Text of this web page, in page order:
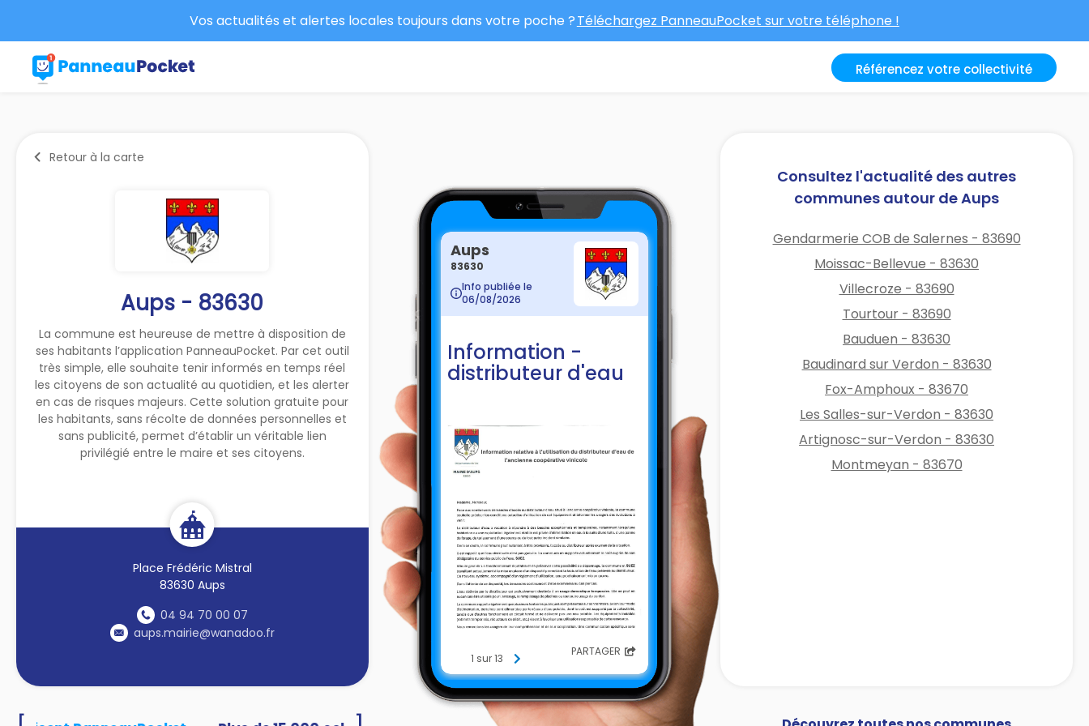
Vos actualités et alertes locales toujours dans votre poche ?Téléchargez PanneauPocket sur votre téléphone !
Référencez votre collectivité
Retour à la carte
Aups - 83630
La commune est heureuse de mettre à disposition de
ses habitants l’application PanneauPocket. Par cet outil
très simple, elle souhaite tenir informés en temps réel
les citoyens de son actualité au quotidien, et les alerter
en cas de risques majeurs. Cette solution gratuite pour
les habitants, sans récolte de données personnelles et
sans publicité, permet d’établir un véritable lien
privilégié entre le maire et ses citoyens.
Place Frédéric Mistral
83630 Aups
04 94 70 00 07
aups.mairie@wanadoo.fr
Aups
83630
Info publiée le
06/08/2026
Information -
distributeur d'eau
1 sur 13 PARTAGER
Consultez l'actualité des autres
communes autour de Aups
Gendarmerie COB de Salernes - 83690
Moissac-Bellevue - 83630
Villecroze - 83690
Tourtour - 83690
Bauduen - 83630
Baudinard sur Verdon - 83630
Fox-Amphoux - 83670
Les Salles-sur-Verdon - 83630
Artignosc-sur-Verdon - 83630
Montmeyan - 83670